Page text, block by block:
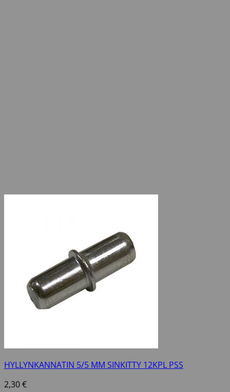
HYLLYNKANNATIN 5/5 MM SINKITTY 12KPL PSS
2,30€